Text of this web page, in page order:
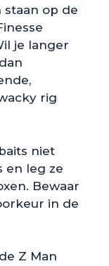
op de
je langer
rig
niet
en leg ze
Bewaar
in de
de Z Man